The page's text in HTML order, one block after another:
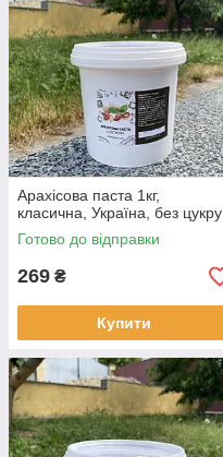
Арахісова паста 1кг,
класична, Україна, без цукру
Готово до відправки
269 ₴
Купити